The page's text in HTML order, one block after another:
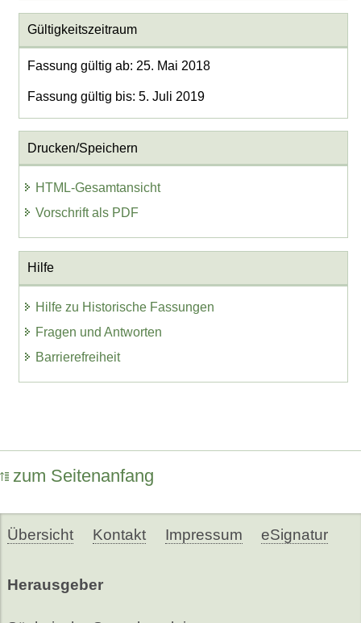
Gültigkeitszeitraum
Fassung gültig ab: 25. Mai 2018
Fassung gültig bis: 5. Juli 2019
Drucken/Speichern
HTML-Gesamtansicht
Vorschrift als PDF
Hilfe
Hilfe zu Historische Fassungen
Fragen und Antworten
Barrierefreiheit
zum Seitenanfang
Übersicht Kontakt Impressum eSignatur
Herausgeber